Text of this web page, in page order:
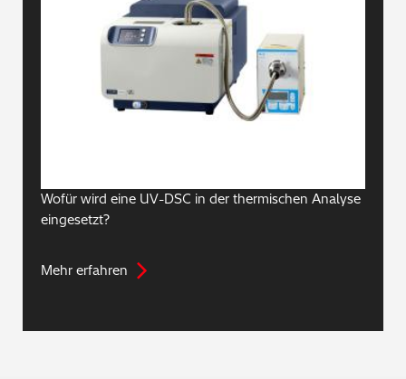
Wofür wird eine UV-DSC in der thermischen Analyse
eingesetzt?
Mehr erfahren